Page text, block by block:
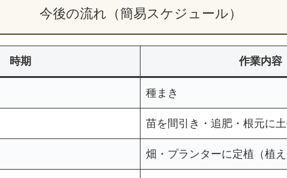
今後の流れ（簡易スケジュール）
時期 作業内容
種まき
苗を間引き・追肥・根元に
畑・プランターに定植（植え